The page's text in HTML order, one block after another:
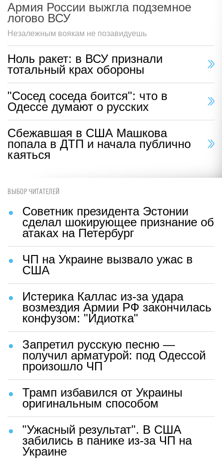
Армия России выжгла подземное
логово ВСУ
Незалежным воякам не позавидуешь
Ноль ракет: в ВСУ признали
тотальный крах обороны
"Сосед соседа боится": что в
Одессе думают о русских
Сбежавшая в США Машкова
попала в ДТП и начала публично
каяться
ВЫБОР ЧИТАТЕЛЕЙ
Советник президента Эстонии
сделал шокирующее признание об
атаках на Петербург
ЧП на Украине вызвало ужас в
США
Истерика Каллас из-за удара
возмездия Армии РФ закончилась
конфузом: "Идиотка"
Запретил русскую песню —
получил арматурой: под Одессой
произошло ЧП
Трамп избавился от Украины
оригинальным способом
"Ужасный результат". В США
забились в панике из-за ЧП на
Украине